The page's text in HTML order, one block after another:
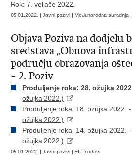
Rok: 7. veljače 2022.
05.01.2022. | Javni pozivi | Međunarodna suradnja
Objava Poziva na dodjelu
sredstava „Obnova
području obrazovanja
– 2. Poziv
Produljenje roka: 28. ožujka
ožujka 2022.)
Produljenje roka: 18. ožujka 2022.
ožujka 2022.)
Produljenje roka: 14. ožujka 2022.
ožujka 2022.)
05.01.2022. | Javni pozivi | EU fondovi